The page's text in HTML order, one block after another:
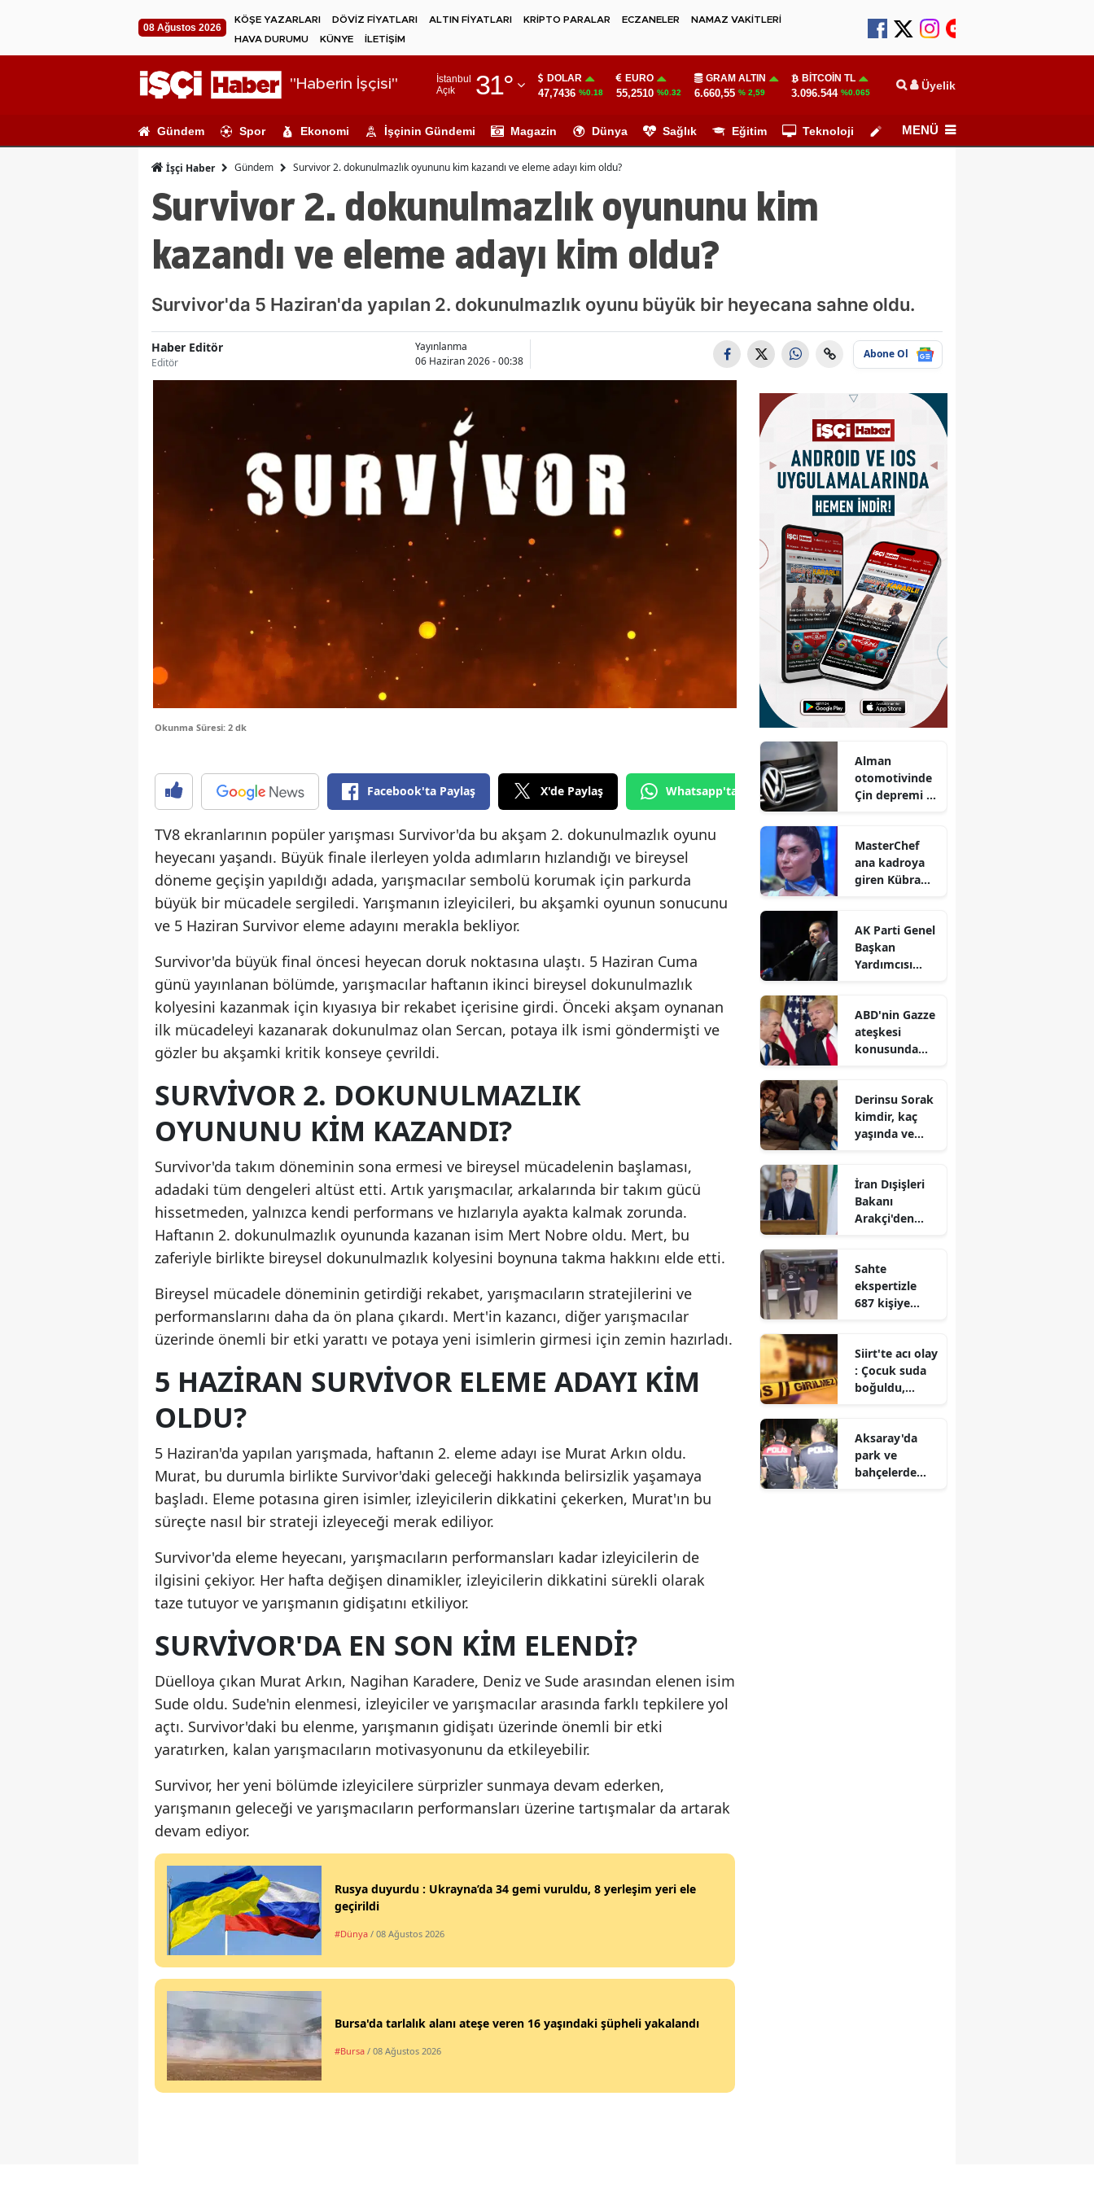
08 Ağustos 2026
KÖŞE YAZARLARI DÖVİZ FİYATLARI ALTIN FİYATLARI KRİPTO PARALAR ECZANELER
NAMAZ VAKİTLERİ
HAVA DURUMU
KÜNYE İLETİŞİM
"Haberin İşçisi"
İstanbul
Açık
31°
Adıyaman
Ağrı
Ankara
Antalya
Aydın
Balıkesir
Bilecik
Bingöl
Bitlis
Bolu
Burdur
Çanakkale
Çorum
Elazığ
Erzurum
Eskişehir
Gaziantep
Gümüşhane
Hakkari
Isparta
İzmir
Kars
Kastamonu
Kırklareli
Kırşehir
Kocaeli
Kütahya
Malatya
Manisa
Kahramanmaraş
Mardin
Muş
Nevşehir
Niğde
Ordu
Rize
Sakarya
Samsun
Siirt
Tekirdağ
Tokat
DOLAR
47,7436 %0.18
EURO
55,2510 %0.32
GRAM ALTIN
6.660,55 % 2,59
BITCOIN TL
3.096.544 %0.065 Üyelik
Gündem Spor Ekonomi İşçinin Gündemi Magazin Dünya Sağlık Eğitim Teknoloji Köşe Yazarları
MENÜ
İşçi Haber Gündem Survivor 2. dokunulmazlık oyununu kim kazandı ve eleme adayı kim oldu?
Survivor 2. dokunulmazlık oyununu kim
kazandı ve eleme adayı kim oldu?
Survivor'da 5 Haziran'da yapılan 2. dokunulmazlık oyunu büyük bir heyecana sahne oldu.
Haber Editör
Editör
Yayınlanma
06 Haziran 2026 - 00:38
Abone Ol
Okunma Süresi: 2 dk
Facebook'ta Paylaş X'de Paylaş Whatsapp'tan Gönder
TV8 ekranlarının popüler yarışması Survivor'da bu akşam 2. dokunulmazlık oyunu
heyecanı yaşandı. Büyük finale ilerleyen yolda adımların hızlandığı ve bireysel
döneme geçişin yapıldığı adada, yarışmacılar sembolü korumak için parkurda
büyük bir mücadele sergiledi. Yarışmanın izleyicileri, bu akşamki oyunun sonucunu
ve 5 Haziran Survivor eleme adayını merakla bekliyor.
Survivor'da büyük final öncesi heyecan doruk noktasına ulaştı. 5 Haziran Cuma
günü yayınlanan bölümde, yarışmacılar haftanın ikinci bireysel dokunulmazlık
kolyesini kazanmak için kıyasıya bir rekabet içerisine girdi. Önceki akşam oynanan
ilk mücadeleyi kazanarak dokunulmaz olan Sercan, potaya ilk ismi göndermişti ve
gözler bu akşamki kritik konseye çevrildi.
SURVIVOR 2. DOKUNULMAZLIK
OYUNUNU KIM KAZANDI?
Survivor'da takım döneminin sona ermesi ve bireysel mücadelenin başlaması,
adadaki tüm dengeleri altüst etti. Artık yarışmacılar, arkalarında bir takım gücü
hissetmeden, yalnızca kendi performans ve hızlarıyla ayakta kalmak zorunda.
Haftanın 2. dokunulmazlık oyununda kazanan isim Mert Nobre oldu. Mert, bu
zaferiyle birlikte bireysel dokunulmazlık kolyesini boynuna takma hakkını elde etti.
Bireysel mücadele döneminin getirdiği rekabet, yarışmacıların stratejilerini ve
performanslarını daha da ön plana çıkardı. Mert'in kazancı, diğer yarışmacılar
üzerinde önemli bir etki yarattı ve potaya yeni isimlerin girmesi için zemin hazırladı.
5 HAZIRAN SURVIVOR ELEME ADAYI KIM
OLDU?
5 Haziran'da yapılan yarışmada, haftanın 2. eleme adayı ise Murat Arkın oldu.
Murat, bu durumla birlikte Survivor'daki geleceği hakkında belirsizlik yaşamaya
başladı. Eleme potasına giren isimler, izleyicilerin dikkatini çekerken, Murat'ın bu
süreçte nasıl bir strateji izleyeceği merak ediliyor.
Survivor'da eleme heyecanı, yarışmacıların performansları kadar izleyicilerin de
ilgisini çekiyor. Her hafta değişen dinamikler, izleyicilerin dikkatini sürekli olarak
taze tutuyor ve yarışmanın gidişatını etkiliyor.
SURVIVOR'DA EN SON KIM ELENDI?
Düelloya çıkan Murat Arkın, Nagihan Karadere, Deniz ve Sude arasından elenen isim
Sude oldu. Sude'nin elenmesi, izleyiciler ve yarışmacılar arasında farklı tepkilere yol
açtı. Survivor'daki bu elenme, yarışmanın gidişatı üzerinde önemli bir etki
yaratırken, kalan yarışmacıların motivasyonunu da etkileyebilir.
Survivor, her yeni bölümde izleyicilere sürprizler sunmaya devam ederken,
yarışmanın geleceği ve yarışmacıların performansları üzerine tartışmalar da artarak
devam ediyor.
Rusya duyurdu : Ukrayna’da 34 gemi vuruldu, 8 yerleşim yeri ele
geçirildi
#Dünya / 08 Ağustos 2026
Bursa'da tarlalık alanı ateşe veren 16 yaşındaki şüpheli yakalandı
#Bursa / 08 Ağustos 2026
Alman
otomotivinde
Çin depremi :
tarihi küçülme
ve işten
çıkarma
MasterChef
ana kadroya
giren Kübra
mi?
AK Parti Genel
Başkan
Yardımcısı
birliği uzak
değil, yakındır
ABD'nin Gazze
ateşkesi
konusunda
Derinsu Sorak
kimdir, kaç
yaşında ve
oynadı?
İran Dışişleri
Bakanı
Arakçi'den
Sahte
ekspertizle
687 kişiye
suç örgütü
çökertildi
Siirt'te acı olay
: Çocuk suda
boğuldu,
kapıldı
Aksaray'da
park ve
bahçelerde